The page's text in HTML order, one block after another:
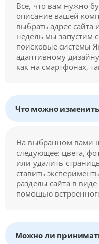
Все, что вам нужно
описание вашей
выбрать адрес сайта
недель мы запустим
поисковые системы
адаптивному
как на смартфонах,
Что можно
На выбранном вами
следующее: цвета,
или удалить
ставить
разделы сайта в
помощью
Можно ли